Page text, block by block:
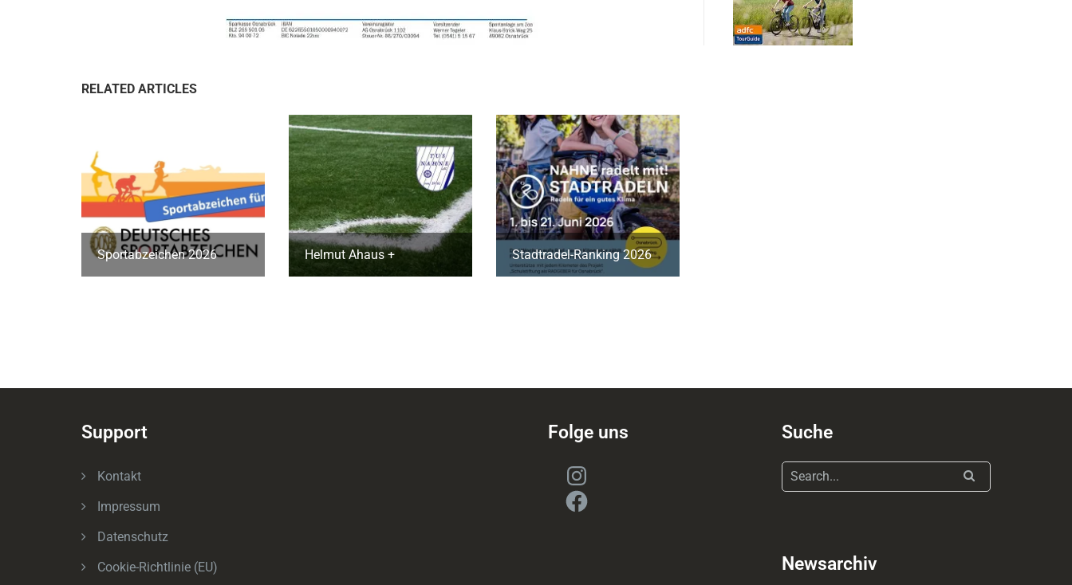
RELATED ARTICLES
Sportabzeichen 2026 Helmut Ahaus + Stadtradel-Ranking 2026
Support
Kontakt
Impressum
Datenschutz
Cookie-Richtlinie (EU)
Folge uns
Instagram
Facebook
Suche
Newsarchiv